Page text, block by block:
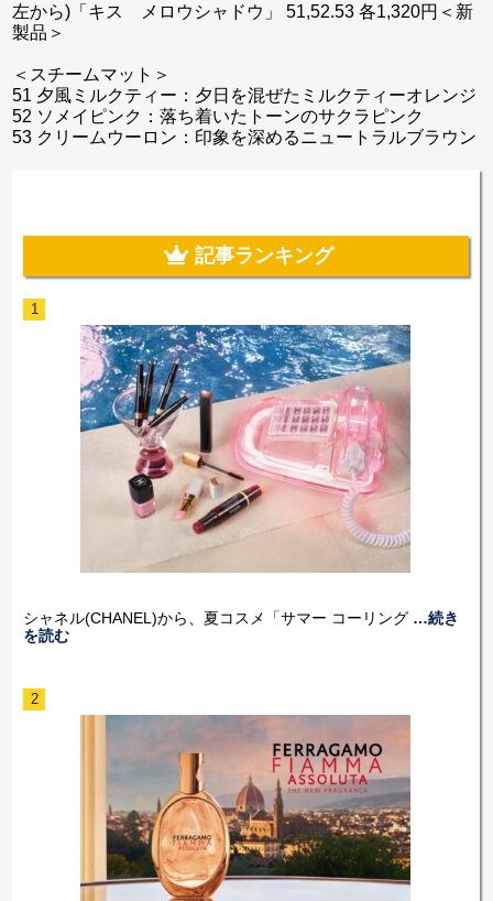
左から)「キス メロウシャドウ」 51,52.53 各1,320円＜新
製品＞
＜スチームマット＞
51 夕風ミルクティー：夕日を混ぜたミルクティーオレンジ
52 ソメイピンク：落ち着いたトーンのサクラピンク
53 クリームウーロン：印象を深めるニュートラルブラウン
記事ランキング
1
シャネル(CHANEL)から、夏コスメ「サマー コーリング …続き
を読む
2